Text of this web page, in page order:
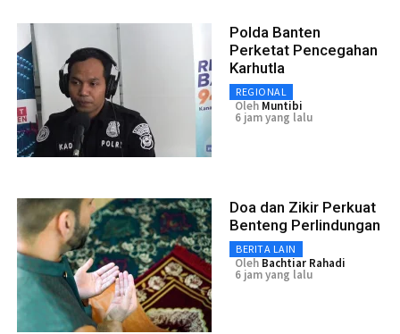
Polda Banten
Perketat Pencegahan
Karhutla
REGIONAL
Oleh Muntibi
6 jam yang lalu
Doa dan Zikir Perkuat
Benteng Perlindungan
BERITA LAIN
Oleh Bachtiar Rahadi
6 jam yang lalu